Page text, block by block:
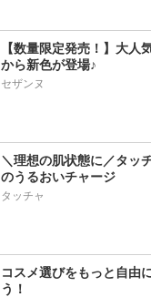
【数量限定発売！】大人
から新色が登場♪
セザンヌ
＼理想の肌状態に／タッ
のうるおいチャージ
タッチャ
コスメ選びをもっと自由
う！